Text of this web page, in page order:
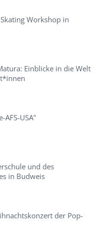
Workshop in
Einblicke in die Welt
AFS-USA"
und des
in Budweis
der Pop-